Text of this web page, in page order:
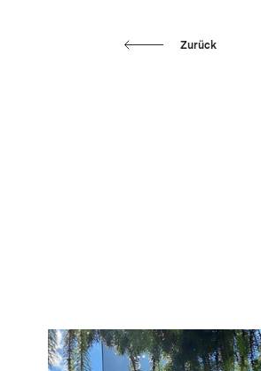
Zurück